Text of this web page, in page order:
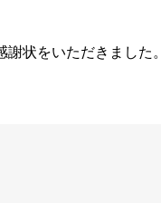
状をいただきました。